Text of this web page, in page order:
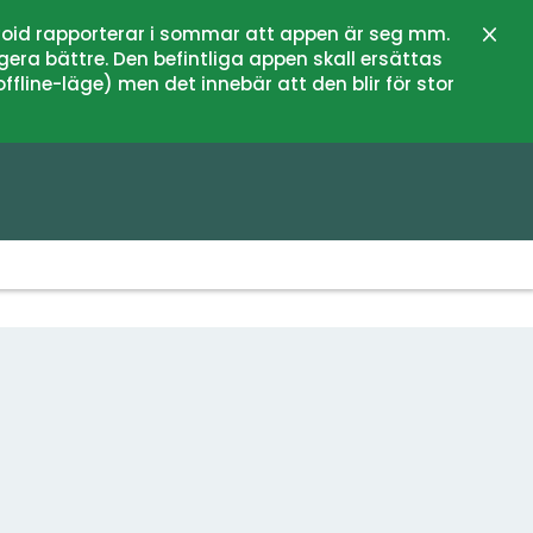
rapporterar i sommar att appen är seg mm.
bättre. Den befintliga appen skall ersättas
läge) men det innebär att den blir för stor